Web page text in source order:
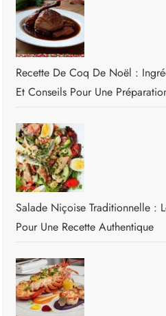
Recette De Coq De Noël :
Et Conseils Pour Une
Salade Niçoise Traditionnelle :
Pour Une Recette Authentique